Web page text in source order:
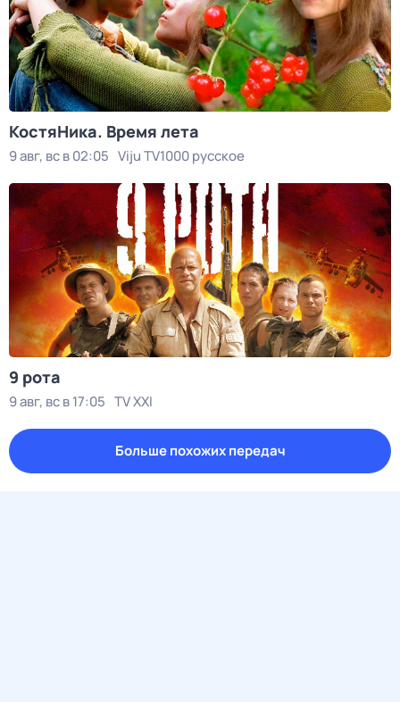
КостяНика. Время лета
9 авг, вс в 02:05 Viju TV1000 русское
9 рота
9 авг, вс в 17:05 TV XXI
Больше похожих передач